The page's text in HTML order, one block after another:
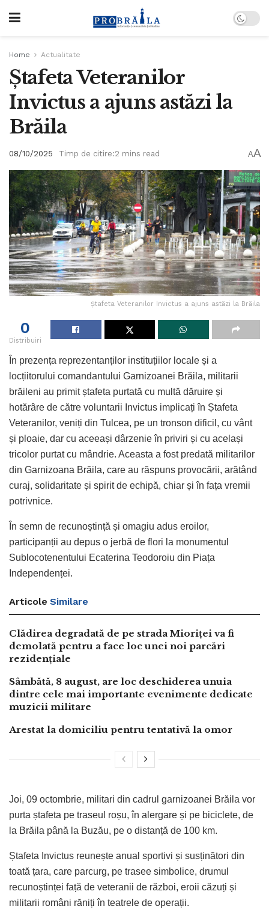
Home Actualitate
Ștafeta Veteranilor
Invictus a ajuns astăzi la
Brăila
08/10/2025 Timp de citire:2 mins read AA
Ștafeta Veteranilor Invictus a ajuns astăzi la Brăila
0
Distribuiri
În prezența reprezentanților instituțiilor locale și a
locțiitorului comandantului Garnizoanei Brăila, militarii
brăileni au primit ștafeta purtată cu multă dăruire și
hotărâre de către voluntarii Invictus implicați în Ștafeta
Veteranilor, veniți din Tulcea, pe un tronson dificil, cu vânt
și ploaie, dar cu aceeași dârzenie în priviri și cu același
tricolor purtat cu mândrie. Aceasta a fost predată militarilor
din Garnizoana Brăila, care au răspuns provocării, arătând
curaj, solidaritate și spirit de echipă, chiar și în fața vremii
potrivnice.
În semn de recunoștință și omagiu adus eroilor,
participanții au depus o jerbă de flori la monumentul
Sublocotenentului Ecaterina Teodoroiu din Piața
Independenței.
Articole Similare
Clădirea degradată de pe strada Mioriței va fi
demolată pentru a face loc unei noi parcări
rezidențiale
Sâmbătă, 8 august, are loc deschiderea unuia
dintre cele mai importante evenimente dedicate
muzicii militare
Arestat la domiciliu pentru tentativă la omor
Joi, 09 octombrie, militari din cadrul garnizoanei Brăila vor
purta ștafeta pe traseul roșu, în alergare și pe biciclete, de
la Brăila până la Buzău, pe o distanță de 100 km.
Ștafeta Invictus reunește anual sportivi și susținători din
toată țara, care parcurg, pe trasee simbolice, drumul
recunoștinței față de veteranii de război, eroii căzuți și
militarii români răniți în teatrele de operații.